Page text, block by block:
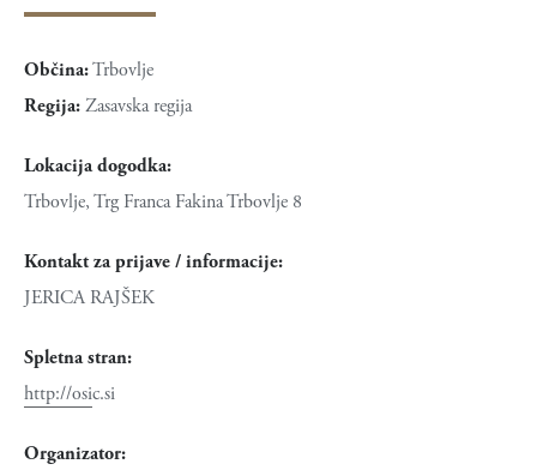
Občina:Trbovlje
Regija:Zasavska regija
Lokacija dogodka:
Trbovlje, Trg Franca Fakina Trbovlje 8
Kontakt za prijave / informacije:
JERICA RAJŠEK
Spletna stran:
http://osic.si
Organizator: